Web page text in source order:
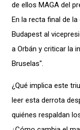
de ellos MAGA del
En la recta final de
Budapest al
a Orbán y criticar la
Bruselas".
¿Qué implica este
leer esta derrota
quiénes respaldan